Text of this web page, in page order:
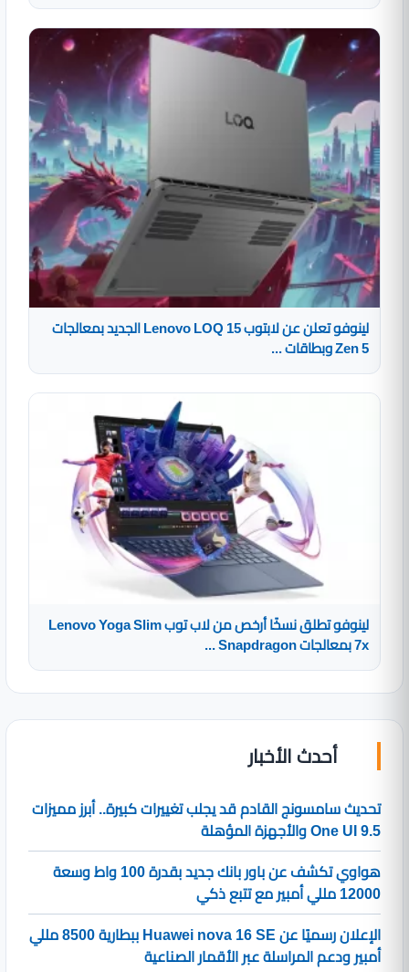
لينوفو تعلن عن لابتوب Lenovo LOQ 15 الجديد بمعالجات
Zen 5 وبطاقات ...
لينوفو تطلق نسخًا أرخص من لاب توب Lenovo Yoga Slim
7x بمعالجات Snapdragon ...
أحدث الأخبار
تحديث سامسونج القادم قد يجلب تغييرات كبيرة.. أبرز مميزات
One UI 9.5 والأجهزة المؤهلة
هواوي تكشف عن باور بانك جديد بقدرة 100 واط وسعة
12000 مللي أمبير مع تتبع ذكي
الإعلان رسميًا عن Huawei nova 16 SE ببطارية 8500 مللي
أمبير ودعم المراسلة عبر الأقمار الصناعية